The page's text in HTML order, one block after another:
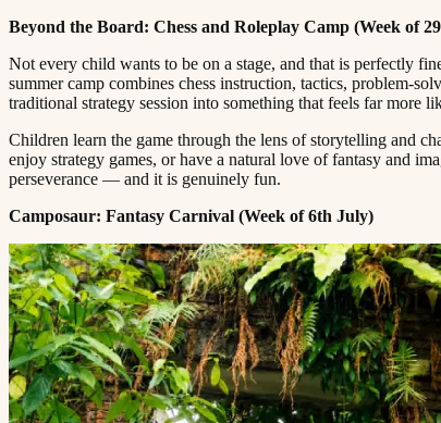
Beyond the Board: Chess and Roleplay Camp (Week of 29th June)​​​​‌
Not every child wants to be on a stage, and that is perfectly
summer camp combines chess instruction, tactics, problem-
traditional strategy session into something that feels far more like an adventure.​​​​‌
Children learn the game through the lens of storytelling and
enjoy strategy games, or have a natural love of fantasy and
perseverance — and it is genuinely fun.​​​​‌ ‍ ​‍​‍‌‍ ‌ ​‍‌‍‍‌‌‍‌ ‌‍‍‌‌‍ ‍​‍​‍​ ‍‍​‍​‍‌ ​ ‌‍​‌‌‍ ‍‌‍‍‌‌ ‌​‌ ‍‌​‍ ‍‌‍‍‌‌‍ ​‍​‍​‍ ​​‍​‍‌‍‍​‌ ​‍‌‍‌‌‌‍‌‍​‍​‍​ ‍‍​‍​‍​‍ ‌ ​ ‌ ‌​‌ ‌‌‌‍‌​‌‍‍‌‌‍ ​‍ ‌‍‍‌‌‍ ‍‌ ‌​‌‍‌‌‌‍ ‍‌ ‌​​‍ ‌‍‌‌‌‍‌​‌‍‍‌‌ ‌​​‍ ‌‍ ‌‌‍ ‌‍‌​‌‍‌‌​ ‌‌ ​​‌ ​‍‌‍‌‌‌ ​ ‌‍‌‌‌‍ ‍‌ ‌​‌‍​‌‌ ‌​‌‍‍‌‌‍ ‌‍ ‍​ ‍ ‌‍‍‌‌‍‌​​ ‌​ ‌‌‌‍‌‌​ ​ ​ ​‍​ ‌ ​ ​​​ ‍​‌‍‌‌​‍ ‌​ ‍‌‌‍​‌​ ‌ ​ ​​​‍ ‌​ ‌​‌‍‌‍‌‍‌​​ ‍‌​‍ ‌‌‍​‍‌‍​‍​ ‍​​ ​‌​‍ ‌​ ​​​ ‌​​ ‍‌​ ‌​​ ‌ ​ ​‌‌‍​ ​ ​​​ ‌​​ ‍​‌‍​ ​ ‌‌​ ‍ ‌ ‌​‌ ‍‌‌ ​​‌‍‌‌​ ‌‌‍ ‍‌‍‌‌‌ ‌ ‌ ​ ​ ‍ ‌ ​​‌‍​‌‌ ‌​‌‍‍​​ ‌‌‍​ ‌‍ ‌‍ ‍‌ ‌​‌‍‌‌‌‍ ‍‌ ‌​​‍‌‌​ ‌‌‌​​‍‌‌ ‌‍‍ ‌‍‌‌‌ ‍‌​‍‌‌​ ​ ‌​‌​​‍‌‌​ ​ ‌​‌​​‍‌‌​ ​‍​ ​‍‌‍‌‍‌‍‌‍​ ​ ​ ‌‌​ ​​​ ​‍​ ​ ​ ‍‌‌‍​ ‌‍​‌​ ‌ ​ ​ ​‍‌‌​ ​‍​ ​‍​‍‌‌​ ‌‌‌​‌​​‍ ‍‌‍​ ‌‍‍​‌‍‍‌‌‍ ​‌‍‌​‌ ​‍‌‍‌‌‌‍ ‍​‍‌‌​ ‌‌‌​​‍‌‌ ‌‍‍ ‌‍‌‌‌ ‍‌​‍‌‌​ ​ ‌​‌​​‍‌‌​ ​ ‌​‌​​‍‌‌​ ​‍​ ​‍‌‍‌​​ ​‍‌‍​ ‌‍​‌‌‍‌‌‌‍​ ‌‍​ ​ ‌‍‌‍​ ​ ​ ​ ​‌​ ​ ​‍‌‌​ ​‍​ ​‍​‍‌‌​ ‌‌‌​‌​​‍ ‍‌ ‌​‌‍‌‌‌ ‍​‌ ‌​​ ‌‍​‍‌‍​‌‌ ​ ‌‍‌‌‌‌‌‌‌ ​‍‌‍ ​​ ‌​‍‌‌​ ​‍‌​‌‍‌ ​ ‌ ‌​‌ ‌‌‌‍‌​‌‍‍‌‌‍ ​‍‌‍‌‍‍‌‌‍‌​​ ‌​ ‌‌‌‍‌‌​ ​ ​ ​‍​ ‌ ​ ​​​ ‍​‌‍‌‌​‍ ‌​ ‍‌‌‍​‌​ ‌ ​ ​​​‍ ‌​ ‌​‌‍‌‍‌‍‌​​ ‍‌​‍ ‌‌‍​‍‌‍​‍​ ‍​​ ​‌​‍ ‌​ ​​​ ‌​​ ‍‌​ ‌​​ ‌ ​ ​‌‌‍​ ​ ​​​ ‌​​ ‍​‌‍​ ​ ‌‌​‍‌‍‌ ‌​‌ ‍‌‌ ​​‌‍‌‌​ ‌‌‍ ‍‌‍‌‌‌ ‌ ‌ ​ ​‍‌‍‌ ​​‌‍​‌‌ ‌​‌‍‍​​ ‌‌‍​ ‌‍ ‌‍ ‍‌ ‌​‌‍‌‌‌‍ ‍‌ ‌​​‍‌‌​ ‌‌‌​​‍‌‌ ‌‍‍ ‌‍‌‌‌ ‍‌​‍‌‌​ ​ ‌​‌​​‍‌‌​ ​ ‌​‌​​‍‌‌​ ​‍​ ​‍‌‍‌‍‌‍‌‍​ ​ ​ ‌‌​ ​​​ ​‍​ ​ ​ ‍‌‌‍​ ‌‍​‌​ ‌ ​ ​ ​‍‌‌​ ​‍​ ​‍​‍‌‌​ ‌‌‌​‌​​‍ ‍‌‍​ ‌‍‍​‌‍‍‌‌‍ ​‌‍‌​‌ ​‍‌‍‌‌‌‍ ‍​‍‌‌​ ‌‌‌​​‍‌‌ ‌‍‍ ‌‍‌‌‌ ‍‌​‍‌‌​ ​ ‌​‌​​‍‌‌​ ​ ‌​‌​​‍‌‌​ ​‍​ ​‍‌‍‌​​ ​‍‌‍​ ‌‍​‌‌‍‌‌‌‍​ ‌‍​ ​ ‌‍‌‍​ ​ ​ ​ ​‌​ ​ ​‍‌‌​ ​‍​ ​‍​‍‌‌​ ‌‌‌​‌​​‍ ‍‌ ‌​‌‍‌‌‌ ‍​‌ ‌​​‍‌‍‌ ​​‌‍‌‌‌ ​‍‌ ​ ‌ ​​‌‍‌‌‌‍​ ‌ ‌​‌‍‍‌‌ ‌‍‌‍‌‌​ ‌‌ ​​‌ ‌‌‌‍​‍‌‍ ​‌‍‍‌‌ ​ ‌‍‍​‌‍‌‌‌‍‌​​‍​‍‌ ‌
Camposaur: Fantasy Carnival (Week of 6th July)​​​​‌ ‍ ​‍​‍‌‍ ‌ ​‍‌‍‍‌‌‍‌ ‌‍‍‌‌‍ ‍​‍​‍​ ‍‍​‍​‍‌ ​ ‌‍​‌‌‍ ‍‌‍‍‌‌ ‌​‌ ‍‌​‍ ‍‌‍‍‌‌‍ ​‍​‍​‍ ​​‍​‍‌‍‍​‌ ​‍‌‍‌‌‌‍‌‍​‍​‍​ ‍‍​‍​‍​‍ ‌ ​ ‌ ‌​‌ ‌‌‌‍‌​‌‍‍‌‌‍ ​‍ ‌‍‍‌‌‍ ‍‌ ‌​‌‍‌‌‌‍ ‍‌ ‌​​‍ ‌‍‌‌‌‍‌​‌‍‍‌‌ ‌​​‍ ‌‍ ‌‌‍ ‌‍‌​‌‍‌‌​ ‌‌ ​​‌ ​‍‌‍‌‌‌ ​ ‌‍‌‌‌‍ ‍‌ ‌​‌‍​‌‌ ‌​‌‍‍‌‌‍ ‌‍ ‍​ ‍ ‌‍‍‌‌‍‌​​ ‌​ ‌‌‌‍‌‌​ ​ ​ ​‍​ ‌ ​ ​​​ ‍​‌‍‌‌​‍ ‌​ ‍‌‌‍​‌​ ‌ ​ ​​​‍ ‌​ ‌​‌‍‌‍‌‍‌​​ ‍‌​‍ ‌‌‍​‍‌‍​‍​ ‍​​ ​‌​‍ ‌​ ​​​ ‌​​ ‍‌​ ‌​​ ‌ ​ ​‌‌‍​ ​ ​​​ ‌​​ ‍​‌‍​ ​ ‌‌​ ‍ ‌ ‌​‌ ‍‌‌ ​​‌‍‌‌​ ‌‌‍ ‍‌‍‌‌‌ ‌ ‌ ​ ​ ‍ ‌ ​​‌‍​‌‌ ‌​‌‍‍​​ ‌‌‍​ ‌‍ ‌‍ ‍‌ ‌​‌‍‌‌‌‍ ‍‌ ‌​​‍‌‌​ ‌‌‌​​‍‌‌ ‌‍‍ ‌‍‌‌‌ ‍‌​‍‌‌​ ​ ‌​‌​​‍‌‌​ ​ ‌​‌​​‍‌‌​ ​‍​ ​‍​ ‌​​ ‍​​ ​​​ ​ ‌‍‌‌​ ‍‌​ ‍‌‌‍​‌‌‍‌‌‌‍‌‌​ ​‍‌‍‌‍​‍‌‌​ ​‍​ ​‍​‍‌‌​ ‌‌‌​‌​​‍ ‍‌‍​ ‌‍‍​‌‍‍‌‌‍ ​‌‍‌​‌ ​‍‌‍‌‌‌‍ ‍​‍‌‌​ ‌‌‌​​‍‌‌ ‌‍‍ ‌‍‌‌‌ ‍‌​‍‌‌​ ​ ‌​‌​​‍‌‌​ ​ ‌​‌​​‍‌‌​ ​‍​ ​‍​ ​‍​ ‌​​ ‌​​ ‍​​ ​‍​ ​ ​ ​‌​ ‌‍‌‍‌‍‌‍‌‍​ ‍‌​ ‍‌​‍‌‌​ ​‍​ ​‍​‍‌‌​ ‌‌‌​‌​​‍ ‍‌ ‌​‌‍‌‌‌ ‍​‌ ‌​​ ‌‍​‍‌‍​‌‌ ​ ‌‍‌‌‌‌‌‌‌ ​‍‌‍ ​​ ‌​‍‌‌​ ​‍‌​‌‍‌ ​ ‌ ‌​‌ ‌‌‌‍‌​‌‍‍‌‌‍ ​‍‌‍‌‍‍‌‌‍‌​​ ‌​ ‌‌‌‍‌‌​ ​ ​ ​‍​ ‌ ​ ​​​ ‍​‌‍‌‌​‍ ‌​ ‍‌‌‍​‌​ ‌ ​ ​​​‍ ‌​ ‌​‌‍‌‍‌‍‌​​ ‍‌​‍ ‌‌‍​‍‌‍​‍​ ‍​​ ​‌​‍ ‌​ ​​​ ‌​​ ‍‌​ ‌​​ ‌ ​ ​‌‌‍​ ​ ​​​ ‌​​ ‍​‌‍​ ​ ‌‌​‍‌‍‌ ‌​‌ ‍‌‌ ​​‌‍‌‌​ ‌‌‍ ‍‌‍‌‌‌ ‌ ‌ ​ ​‍‌‍‌ ​​‌‍​‌‌ ‌​‌‍‍​​ ‌‌‍​ ‌‍ ‌‍ ‍‌ ‌​‌‍‌‌‌‍ ‍‌ ‌​​‍‌‌​ ‌‌‌​​‍‌‌ ‌‍‍ ‌‍‌‌‌ ‍‌​‍‌‌​ ​ ‌​‌​​‍‌‌​ ​ ‌​‌​​‍‌‌​ ​‍​ ​‍​ ‌​​ ‍​​ ​​​ ​ ‌‍‌‌​ ‍‌​ ‍‌‌‍​‌‌‍‌‌‌‍‌‌​ ​‍‌‍‌‍​‍‌‌​ ​‍​ ​‍​‍‌‌​ ‌‌‌​‌​​‍ ‍‌‍​ ‌‍‍​‌‍‍‌‌‍ ​‌‍‌​‌ ​‍‌‍‌‌‌‍ ‍​‍‌‌​ ‌‌‌​​‍‌‌ ‌‍‍ ‌‍‌‌‌ ‍‌​‍‌‌​ ​ ‌​‌​​‍‌‌​ ​ ‌​‌​​‍‌‌​ ​‍​ ​‍​ ​‍​ ‌​​ ‌​​ ‍​​ ​‍​ ​ ​ ​‌​ ‌‍‌‍‌‍‌‍‌‍​ ‍‌​ ‍‌​‍‌‌​ ​‍​ ​‍​‍‌‌​ ‌‌‌​‌​​‍ ‍‌ ‌​‌‍‌‌‌ ‍​‌ ‌​​‍‌‍‌ ​​‌‍‌‌‌ ​‍‌ ​ ‌ ​​‌‍‌‌‌‍​ ‌ ‌​‌‍‍‌‌ ‌‍‌‍‌‌​ ‌‌ ​​‌ ‌‌‌‍​‍‌‍ ​‌‍‍‌‌ ​ ‌‍‍​‌‍‌‌‌‍‌​​‍​‍‌ ‌